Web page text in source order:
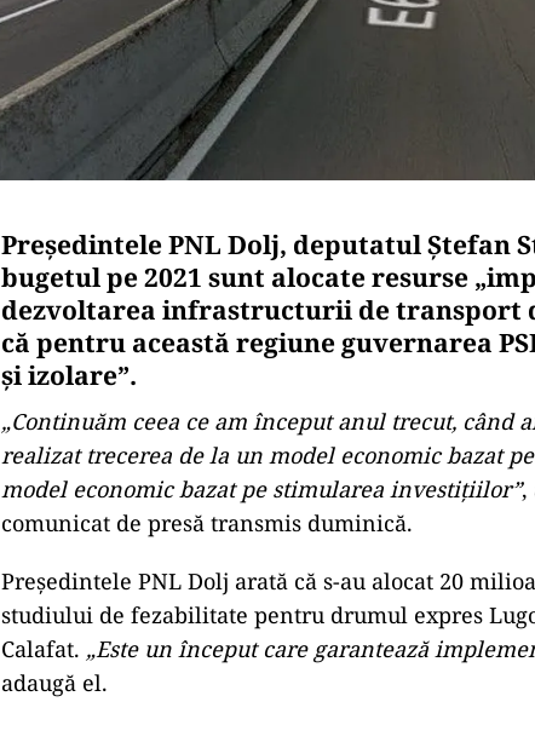
Preşedintele PNL Dolj, deputatul Ştefan
bugetul pe 2021 sunt alocate resurse
dezvoltarea infrastructurii de transport
că pentru această regiune guvernarea
şi izolare”.
„Continuăm ceea ce am început anul trecut, când
realizat trecerea de la un model economic bazat
model economic bazat pe stimularea investiţiilor”,
comunicat de presă transmis duminică.
Preşedintele PNL Dolj arată că s-au alocat 20
studiului de fezabilitate pentru drumul expres
Calafat. „Este un început care garantează
adaugă el.